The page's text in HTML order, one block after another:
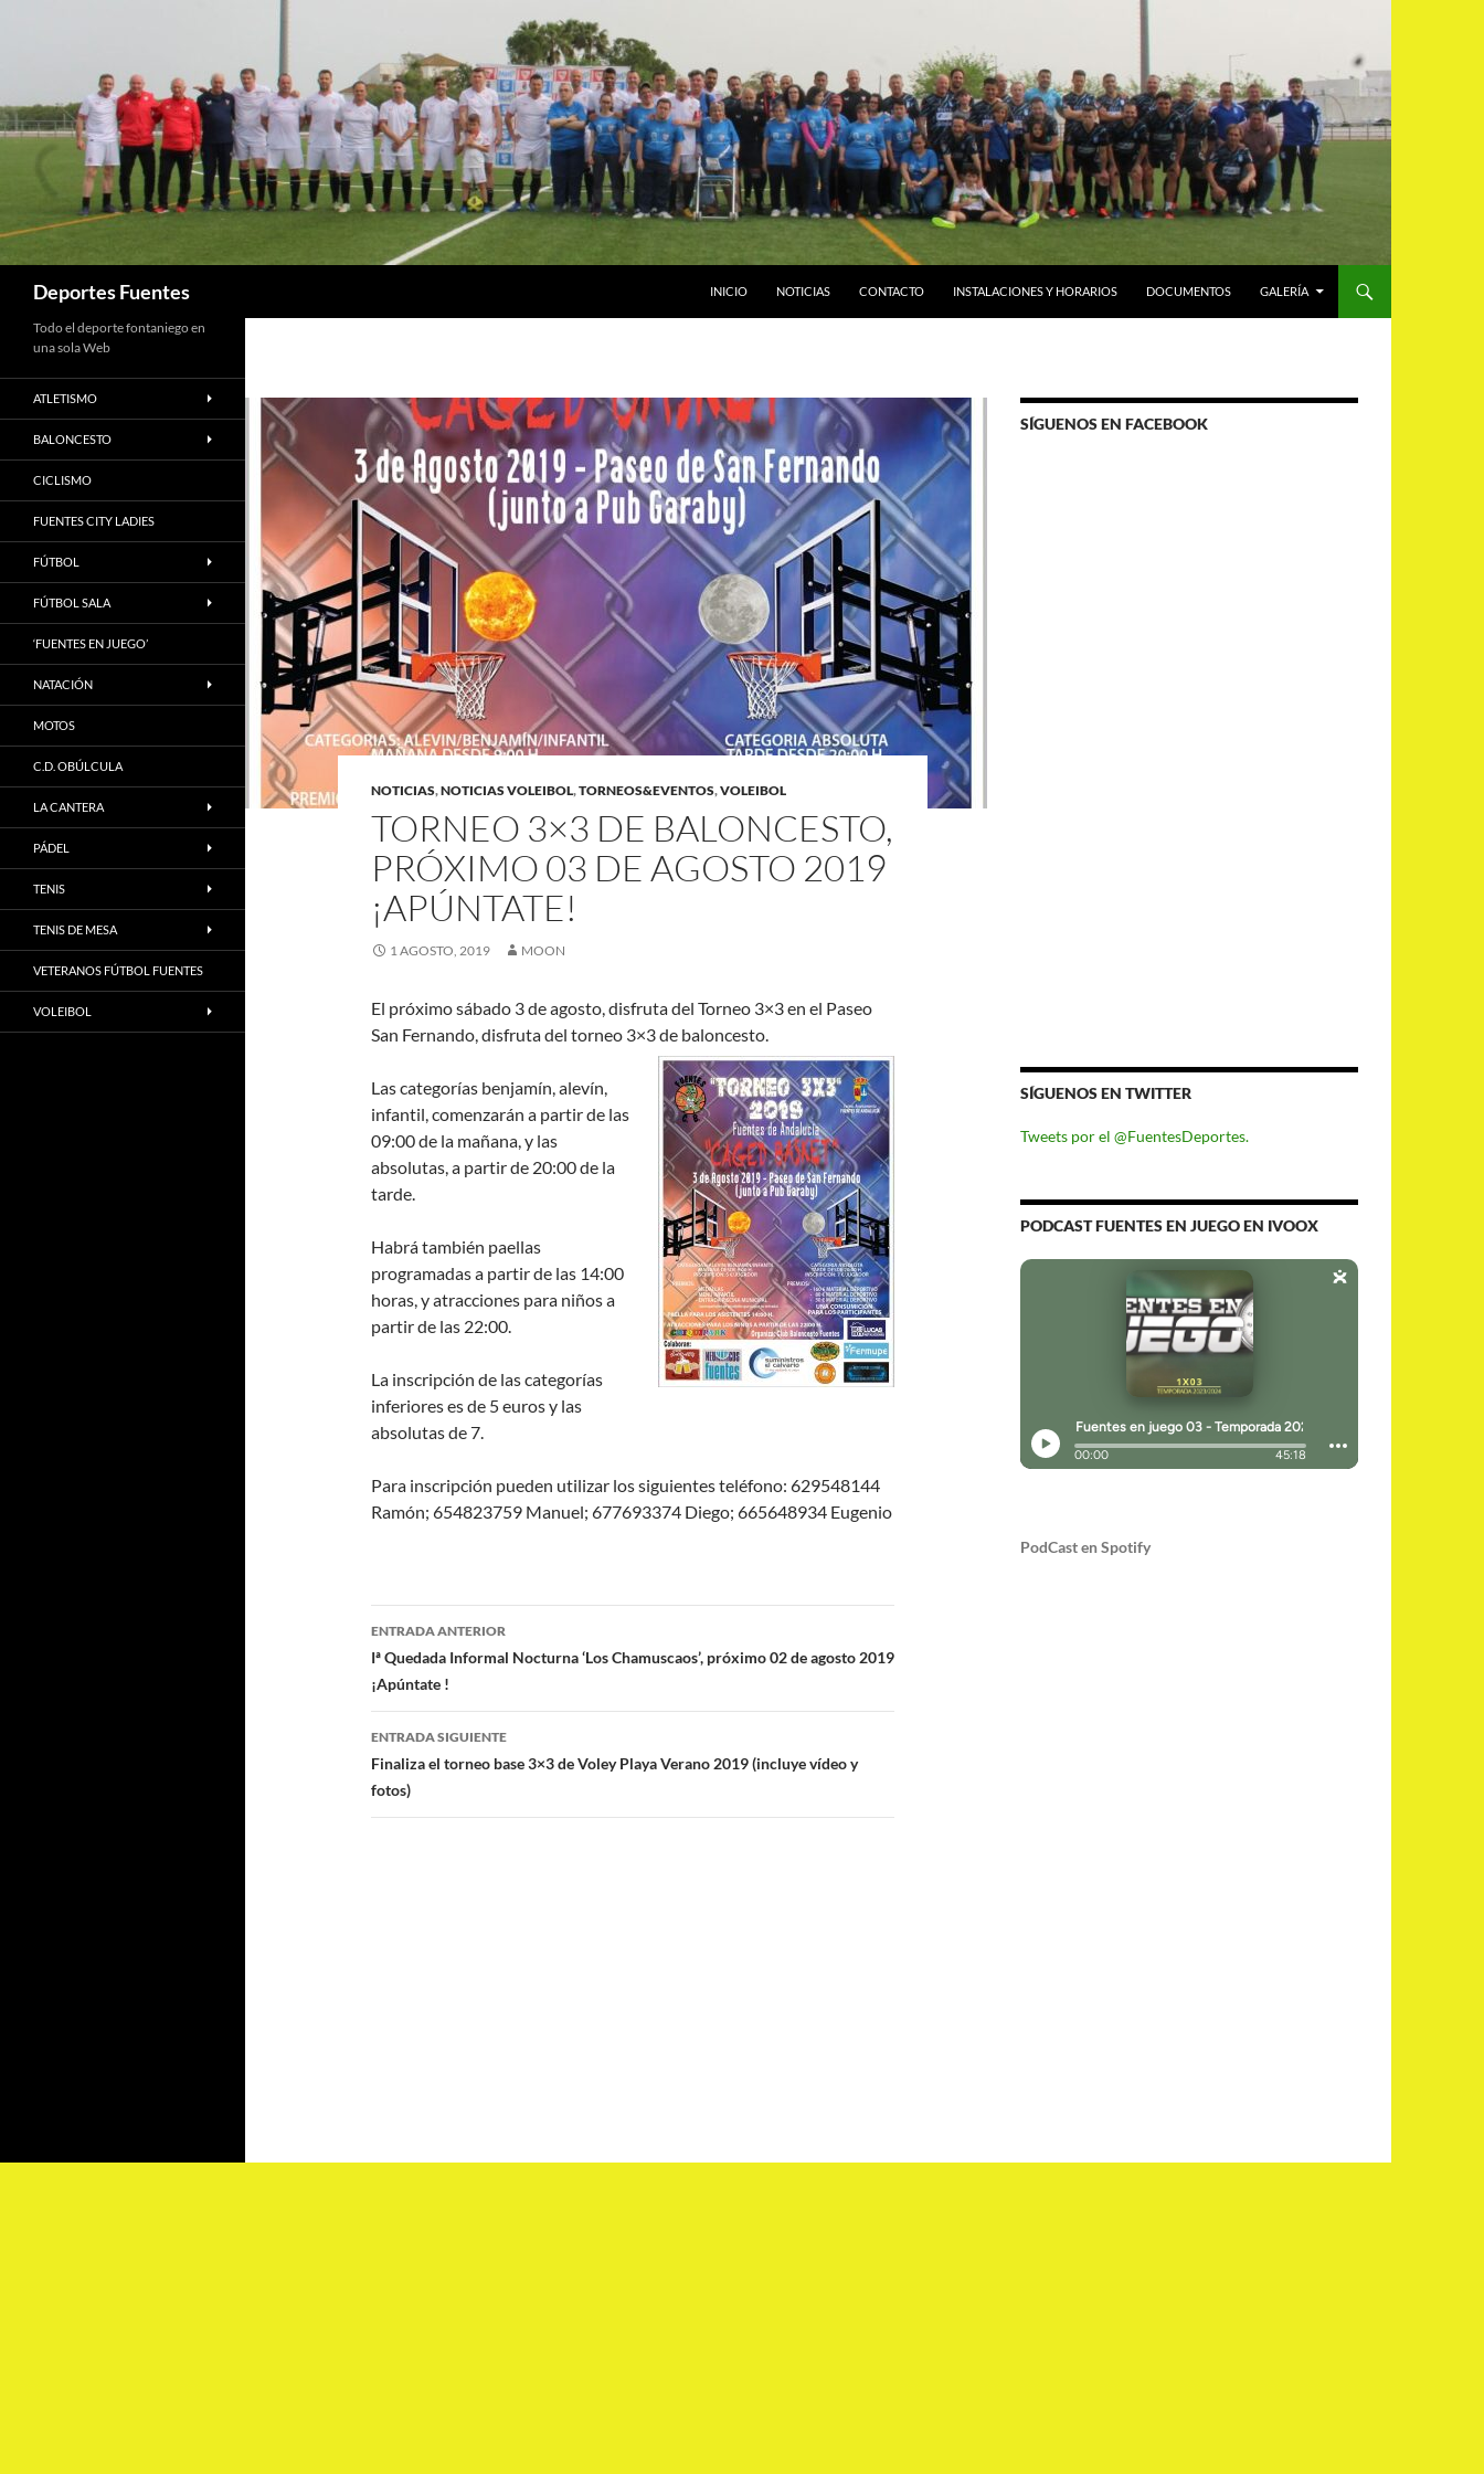
Deportes Fuentes INICIO NOTICIAS CONTACTO INSTALACIONES Y HORARIOS DOCUMENTOS GALERÍA
NOTICIAS,NOTICIAS VOLEIBOL,TORNEOS&EVENTOS,VOLEIBOL
TORNEO 3×3 DE BALONCESTO,
PRÓXIMO 03 DE AGOSTO 2019
¡APÚNTATE!
1 AGOSTO, 2019 MOON
El próximo sábado 3 de agosto, disfruta del Torneo 3×3 en el Paseo
San Fernando, disfruta del torneo 3×3 de baloncesto.
Las categorías benjamín, alevín,
infantil, comenzarán a partir de las
09:00 de la mañana, y las
absolutas, a partir de 20:00 de la
tarde.
Habrá también paellas
programadas a partir de las 14:00
horas, y atracciones para niños a
partir de las 22:00.
La inscripción de las categorías
inferiores es de 5 euros y las
absolutas de 7.
Para inscripción pueden utilizar los siguientes teléfono: 629548144
Ramón; 654823759 Manuel; 677693374 Diego; 665648934 Eugenio
Navegación
de
entradas
ENTRADA ANTERIOR
Iª Quedada Informal Nocturna ‘Los Chamuscaos’, próximo 02 de agosto 2019
¡Apúntate !
ENTRADA SIGUIENTE
Finaliza el torneo base 3×3 de Voley Playa Verano 2019 (incluye vídeo y
fotos)
SÍGUENOS EN FACEBOOK
SÍGUENOS EN TWITTER
Tweets por el @FuentesDeportes.
PODCAST FUENTES EN JUEGO EN IVOOX
PodCast en Spotify
Todo el deporte fontaniego en
una sola Web
ATLETISMO
BALONCESTO
CICLISMO
FUENTES CITY LADIES
FÚTBOL
FÚTBOL SALA
‘FUENTES EN JUEGO’
NATACIÓN
MOTOS
C.D. OBÚLCULA
LA CANTERA
PÁDEL
TENIS
TENIS DE MESA
VETERANOS FÚTBOL FUENTES
VOLEIBOL